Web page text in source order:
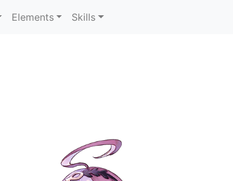
Elements Skills